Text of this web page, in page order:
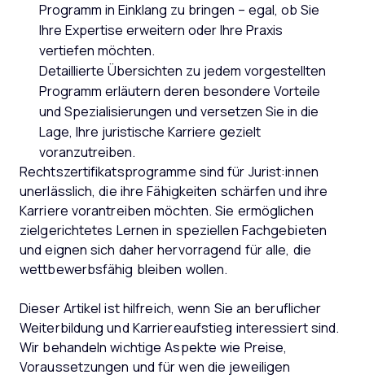
Programm in Einklang zu bringen – egal, ob Sie
Ihre Expertise erweitern oder Ihre Praxis
vertiefen möchten.
Detaillierte Übersichten zu jedem vorgestellten
Programm erläutern deren besondere Vorteile
und Spezialisierungen und versetzen Sie in die
Lage, Ihre juristische Karriere gezielt
voranzutreiben.
Rechtszertifikatsprogramme sind für Jurist:innen
unerlässlich, die ihre Fähigkeiten schärfen und ihre
Karriere vorantreiben möchten. Sie ermöglichen
zielgerichtetes Lernen in speziellen Fachgebieten
und eignen sich daher hervorragend für alle, die
wettbewerbsfähig bleiben wollen.
Dieser Artikel ist hilfreich, wenn Sie an beruflicher
Weiterbildung und Karriereaufstieg interessiert sind.
Wir behandeln wichtige Aspekte wie Preise,
Voraussetzungen und für wen die jeweiligen